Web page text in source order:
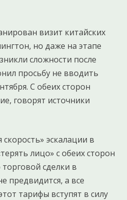
визит китайских
но даже на этапе
сложности после
просьбу не вводить
С обеих сторон
говорят источники
эскалации в
лицо» с обеих сторон
сделки в
предвидится, а все
тарифы вступят в силу